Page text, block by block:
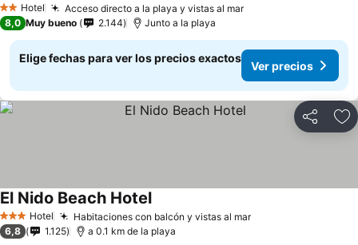
2 Estrellas
Hotel Acceso directo a la playa y vistas al mar
8,0 Muy bueno 2.144 Junto a la playa
Elige fechas para ver los precios exactos
Ver precios
Compartir
3 Estrellas
Hotel Habitaciones con balcón y vistas al mar
El Nido Beach Hotel
6,8 1.125 a 0.1 km de la playa